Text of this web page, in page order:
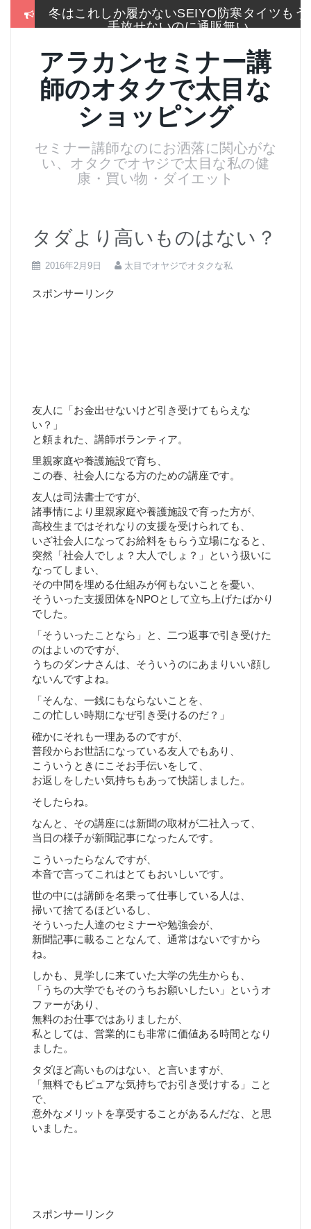
冬はこれしか履かないSEIYO防寒タイツもう
手放せないのに通販無い
2017通販各社のおせち売れ筋ランキングをま
とめて一挙大公開
お手入れは押しちゃダメ,血管を広げてデトッ
クス美肌活性化美顔器
スブレークカード整理
残念！高い国産”ねいる屋さん”はやめてリトル
ムーンからコーム購入
っ赤な口紅を微妙に色調整
アラカンセミナー講
師のオタクで太目な
ショッピング
セミナー講師なのにお洒落に関心がな
い、オタクでオヤジで太目な私の健
康・買い物・ダイエット
タダより高いものはない？
2016年2月9日 太目でオヤジでオタクな私
スポンサーリンク
友人に「お金出せないけど引き受けてもらえな
い？」
と頼まれた、講師ボランティア。
里親家庭や養護施設で育ち、
この春、社会人になる方のための講座です。
友人は司法書士ですが、
諸事情により里親家庭や養護施設で育った方が、
高校生まではそれなりの支援を受けられても、
いざ社会人になってお給料をもらう立場になると、
突然「社会人でしょ？大人でしょ？」という扱いに
なってしまい、
その中間を埋める仕組みが何もないことを憂い、
そういった支援団体をNPOとして立ち上げたばかり
でした。
「そういったことなら」と、二つ返事で引き受けた
のはよいのですが、
うちのダンナさんは、そういうのにあまりいい顔し
ないんですよね。
「そんな、一銭にもならないことを、
この忙しい時期になぜ引き受けるのだ？」
確かにそれも一理あるのですが、
普段からお世話になっている友人でもあり、
こういうときにこそお手伝いをして、
お返しをしたい気持ちもあって快諾しました。
そしたらね。
なんと、その講座には新聞の取材が二社入って、
当日の様子が新聞記事になったんです。
こういったらなんですが、
本音で言ってこれはとてもおいしいです。
世の中には講師を名乗って仕事している人は、
掃いて捨てるほどいるし、
そういった人達のセミナーや勉強会が、
新聞記事に載ることなんて、通常はないですから
ね。
しかも、見学しに来ていた大学の先生からも、
「うちの大学でもそのうちお願いしたい」というオ
ファーがあり、
無料のお仕事ではありましたが、
私としては、営業的にも非常に価値ある時間となり
ました。
タダほど高いものはない、と言いますが、
「無料でもピュアな気持ちでお引き受けする」こと
で、
意外なメリットを享受することがあるんだな、と思
いました。
スポンサーリンク